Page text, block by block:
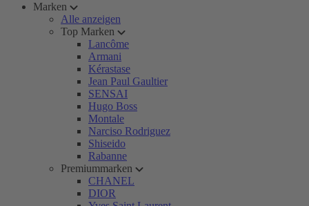
Marken
Alle anzeigen
Top Marken
Lancôme
Armani
Kérastase
Jean Paul Gaultier
SENSAI
Hugo Boss
Montale
Narciso Rodriguez
Shiseido
Rabanne
Premiummarken
CHANEL
DIOR